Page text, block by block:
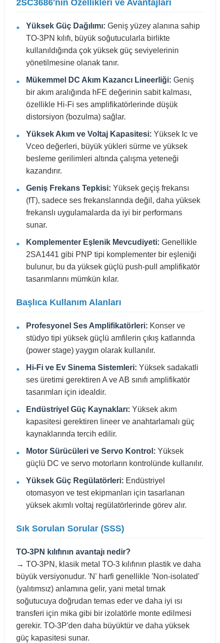
2SC3686'nın Özellikleri ve Avantajları
Yüksek Güç Dağılımı: Geniş yüzey alanına sahip
TO-3PN kılıfı, büyük soğutucularla birlikte
kullanıldığında çok yüksek güç seviyelerinin
yönetilmesine olanak tanır.
Mükemmel DC Akım Kazancı Lineerliği: Geniş
bir akım aralığında hFE değerinin sabit kalması,
özellikle Hi-Fi ses amplifikatörlerinde düşük
distorsiyon (bozulma) sağlar.
Yüksek Akım ve Voltaj Kapasitesi: Yüksek Ic ve
Vceo değerleri, büyük yükleri sürme ve yüksek
besleme gerilimleri altında çalışma yeteneği
kazandırır.
Geniş Frekans Tepkisi: Yüksek geçiş frekansı
(fT), sadece ses frekanslarında değil, daha yüksek
frekanslı uygulamalarda da iyi bir performans
sunar.
Komplementer Eşlenik Mevcudiyeti: Genellikle
2SA1441 gibi PNP tipi komplementer bir eşleniği
bulunur, bu da yüksek güçlü push-pull amplifikatör
tasarımlarını mümkün kılar.
Başlıca Kullanım Alanları
Profesyonel Ses Amplifikatörleri: Konser ve
stüdyo tipi yüksek güçlü amfilerin çıkış katlarında
(power stage) yaygın olarak kullanılır.
Hi-Fi ve Ev Sinema Sistemleri: Yüksek sadakatli
ses üretimi gerektiren A ve AB sınıfı amplifikatör
tasarımları için idealdir.
Endüstriyel Güç Kaynakları: Yüksek akım
kapasitesi gerektiren lineer ve anahtarlamalı güç
kaynaklarında tercih edilir.
Motor Sürücüleri ve Servo Kontrol: Yüksek
güçlü DC ve servo motorların kontrolünde kullanılır.
Yüksek Güç Regülatörleri: Endüstriyel
otomasyon ve test ekipmanları için tasarlanan
yüksek akımlı voltaj regülatörlerinde görev alır.
Sık Sorulan Sorular (SSS)
TO-3PN kılıfının avantajı nedir?
→ TO-3PN, klasik metal TO-3 kılıfının plastik ve daha
büyük versiyonudur. 'N' harfi genellikle 'Non-isolated'
(yalıtımsız) anlamına gelir, yani metal tırnak
soğutucuya doğrudan temas eder ve daha iyi ısı
transferi için mika gibi bir izolatörle monte edilmesi
gerekir. TO-3P'den daha büyüktür ve daha yüksek
güç kapasitesi sunar.